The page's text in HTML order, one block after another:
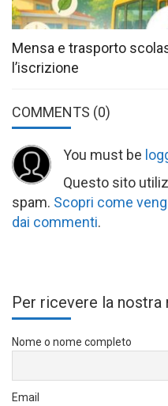
Mensa e trasporto
l’iscrizione
COMMENTS (0)
You must be
Questo sito
spam. Scopri come
dai commenti.
Per ricevere la
Nome o nome completo
Email